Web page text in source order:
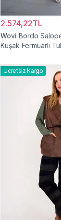
2.574,22TL
Wovi Bordo
Kuşak Fermuarlı
Ücretsiz Kargo